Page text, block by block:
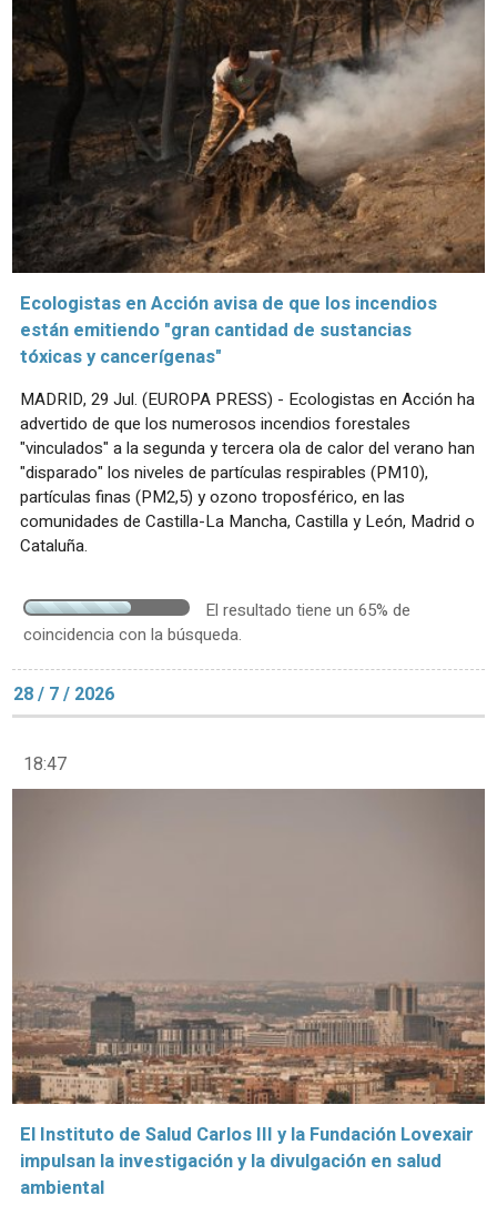
Ecologistas en Acción avisa de que los incendios
están emitiendo "gran cantidad de sustancias
tóxicas y cancerígenas"
MADRID, 29 Jul. (EUROPA PRESS) - Ecologistas en Acción ha
advertido de que los numerosos incendios forestales
"vinculados" a la segunda y tercera ola de calor del verano han
"disparado" los niveles de partículas respirables (PM10),
partículas finas (PM2,5) y ozono troposférico, en las
comunidades de Castilla-La Mancha, Castilla y León, Madrid o
Cataluña.
El resultado tiene un 65% de
coincidencia con la búsqueda.
28 / 7 / 2026
18:47
El Instituto de Salud Carlos III y la Fundación Lovexair
impulsan la investigación y la divulgación en salud
ambiental